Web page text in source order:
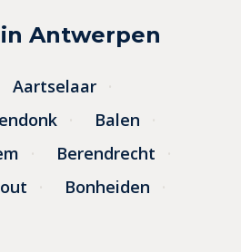
Antwerpen
Aartselaar
Balen
Berendrecht
Bonheiden